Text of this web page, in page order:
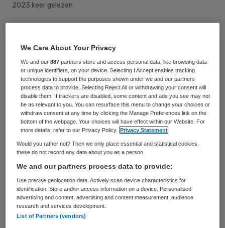
2023 keer gelezen
in Lelystad is de hele maand augustus
gesloten. Dat heeft vooral te maken met de
personeelsbezetting, zo meldtOmroep
Flevoland.
Volgens het ziekenhuis blijft spoedeisende
Harderwijk en Almere.
De sluiting geldt van maandag 4 tot en met
zondag 31 augustus. Volgens een
woordvoerder zijn er meerdere redenen
We Care About Your Privacy
We and our887 partners store and access personal data, like browsing data
or unique identifiers, on your device. Selecting I Accept enables tracking
technologies to support the purposes shown under we and our partners
process data to provide. Selecting Reject All or withdrawing your consent will
disable them. If trackers are disabled, some content and ads you see may not
be as relevant to you. You can resurface this menu to change your choices or
withdraw consent at any time by clicking the Manage Preferences link on the
bottom of the webpage. Your choices will have effect within our Website. For
more details, refer to our Privacy Policy.
Privacy Statement
Would you rather not? Then we only place essential and statistical cookies,
these do not record any data about you as a person
We and our partners process data to provide:
Use precise geolocation data. Actively scan device characteristics for
identification. Store and/or access information on a device. Personalised
advertising and content, advertising and content measurement, audience
research and services development.
List of Partners (vendors)